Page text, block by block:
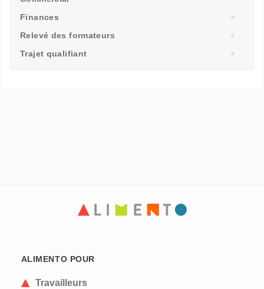
Finances
Relevé des formateurs
Trajet qualifiant
ALIMENTO POUR
Travailleurs